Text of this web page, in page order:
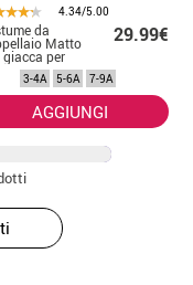
4.34/5.00
da
Matto
giacca per
29.99€
3-4A 5-6A 7-9A
AGGIUNGI